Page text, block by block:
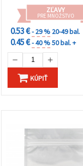
ZĽAVY
PRE MNOŽSTVO
0.53 €- 29 % 20-49 bal.
0.45 €- 40 %50 bal. +
KÚPIŤ